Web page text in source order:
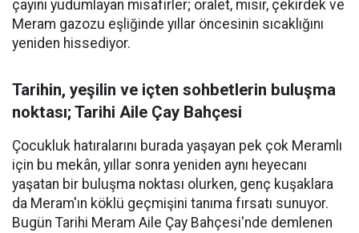
çayını yudumlayan misafirler; oralet, mısır, çekirdek ve
Meram gazozu eşliğinde yıllar öncesinin sıcaklığını
yeniden hissediyor.
Tarihin, yeşilin ve içten sohbetlerin buluşma
noktası; Tarihi Aile Çay Bahçesi
Çocukluk hatıralarını burada yaşayan pek çok Meramlı
için bu mekân, yıllar sonra yeniden aynı heyecanı
yaşatan bir buluşma noktası olurken, genç kuşaklara
da Meram'ın köklü geçmişini tanıma fırsatı sunuyor.
Bugün Tarihi Meram Aile Çay Bahçesi'nde demlenen